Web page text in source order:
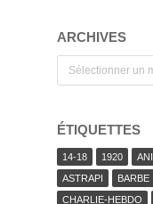
ARCHIVES
ÉTIQUETTES
14-18 1920
ASTRAPI
BARBE
CHARLIE-HEBDO